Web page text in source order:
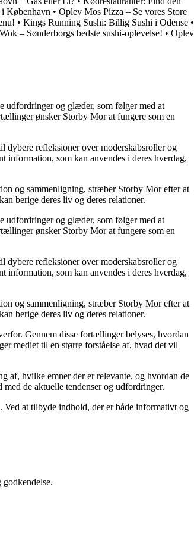
København • Oplev Mos Pizza – Se vores Store
• Kings Running Sushi: Billig Sushi i Odense •
– Sønderborgs bedste sushi-oplevelse! • Oplev
udfordringer og glæder, som følger med at
ønsker Storby Mor at fungere som en
dybere refleksioner over moderskabsroller og
information, som kan anvendes i deres hverdag,
og sammenligning, stræber Storby Mor efter at
berige deres liv og deres relationer.
udfordringer og glæder, som følger med at
ønsker Storby Mor at fungere som en
dybere refleksioner over moderskabsroller og
information, som kan anvendes i deres hverdag,
og sammenligning, stræber Storby Mor efter at
berige deres liv og deres relationer.
Gennem disse fortællinger belyses, hvordan
mediet til en større forståelse af, hvad det vil
af, hvilke emner der er relevante, og hvordan de
de aktuelle tendenser og udfordringer.
Ved at tilbyde indhold, der er både informativt og